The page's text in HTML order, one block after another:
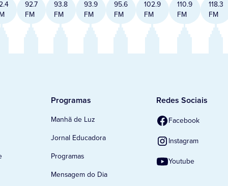
92.7
FM
93.8
FM
93.9
FM
95.6
FM
102.9
FM
110.9
FM
118.3
FM
Programas
Manhã de Luz
Jornal Educadora
Programas
Mensagem do Dia
Redes Sociais
Facebook
Instagram
Youtube